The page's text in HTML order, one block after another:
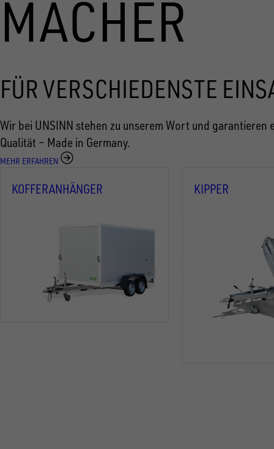
MACHER
FÜR VERSCHIEDENSTE
Wir bei UNSINN stehen zu unserem Wort und
Qualität – Made in Germany.
MEHR ERFAHREN
KOFFERANHÄNGER KIPPER